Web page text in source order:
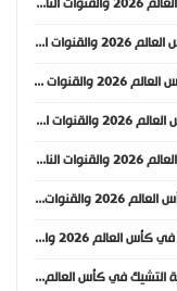
موعد مباراة ألمانيا وكوراساو في كأس العالم 2026 والقنوات الناقلة
موعد مباراة هايتي واسكتلندا في كأس العالم 2026 والقنوات الناقلة
موعد مباراة البرازيل والمغرب في كأس العالم 2026 والقنوات الناقلة
موعد مباراة قطر وسويسرا في كأس العالم 2026 والقنوات الناقلة
موعد مباراة أمريكا والباراغواي في كأس العالم 2026 والقنوات الناقلة
موعد مباراة كندا والبوسنة والهرسك في كأس العالم 2026 والقنوات الناقلة
موعد مباراة كوريا الجنوبية وجمهورية التشيك في كأس العالم 2026 والقنوات الناقلة